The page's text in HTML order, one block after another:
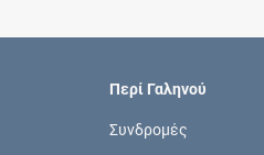
Περί Γαληνού
Συνδρομές